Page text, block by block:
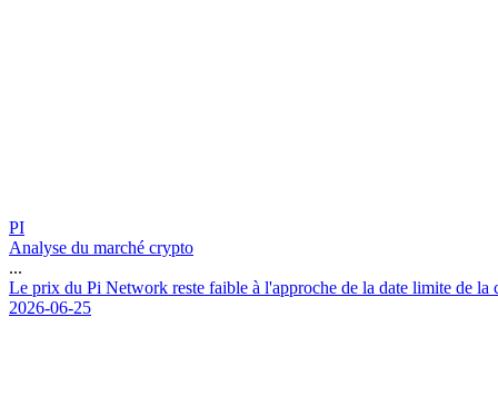
PI
Analyse du marché crypto
...
Le prix du Pi Network reste faible à l'approche de la date limite de la
2026-06-25